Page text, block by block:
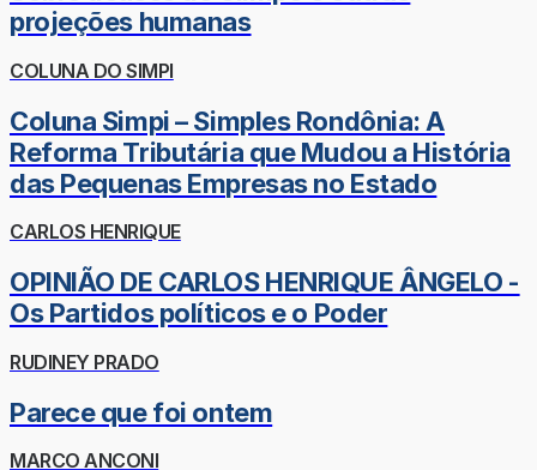
projeções humanas
COLUNA DO SIMPI
Coluna Simpi – Simples Rondônia: A
Reforma Tributária que Mudou a História
das Pequenas Empresas no Estado
CARLOS HENRIQUE
OPINIÃO DE CARLOS HENRIQUE ÂNGELO -
Os Partidos políticos e o Poder
RUDINEY PRADO
Parece que foi ontem
MARCO ANCONI